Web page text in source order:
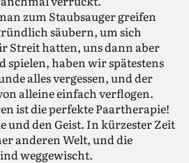
zum Staubsauger greifen
säubern, um sich
Streit hatten, uns dann aber
spielen, haben wir spätestens
alles vergessen, und der
alleine einfach verflogen.
ist die perfekte Paartherapie!
und den Geist. In kürzester Zeit
anderen Welt, und die
weggewischt.